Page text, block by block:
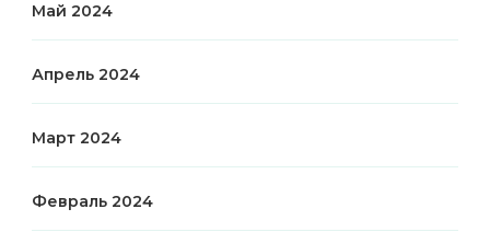
Май 2024
Апрель 2024
Март 2024
Февраль 2024